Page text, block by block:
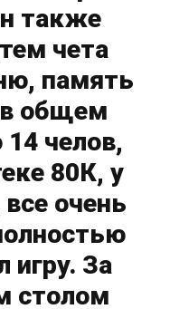
также
чета
память
в общем
челов,
80К, у
очень
игру. За
столом